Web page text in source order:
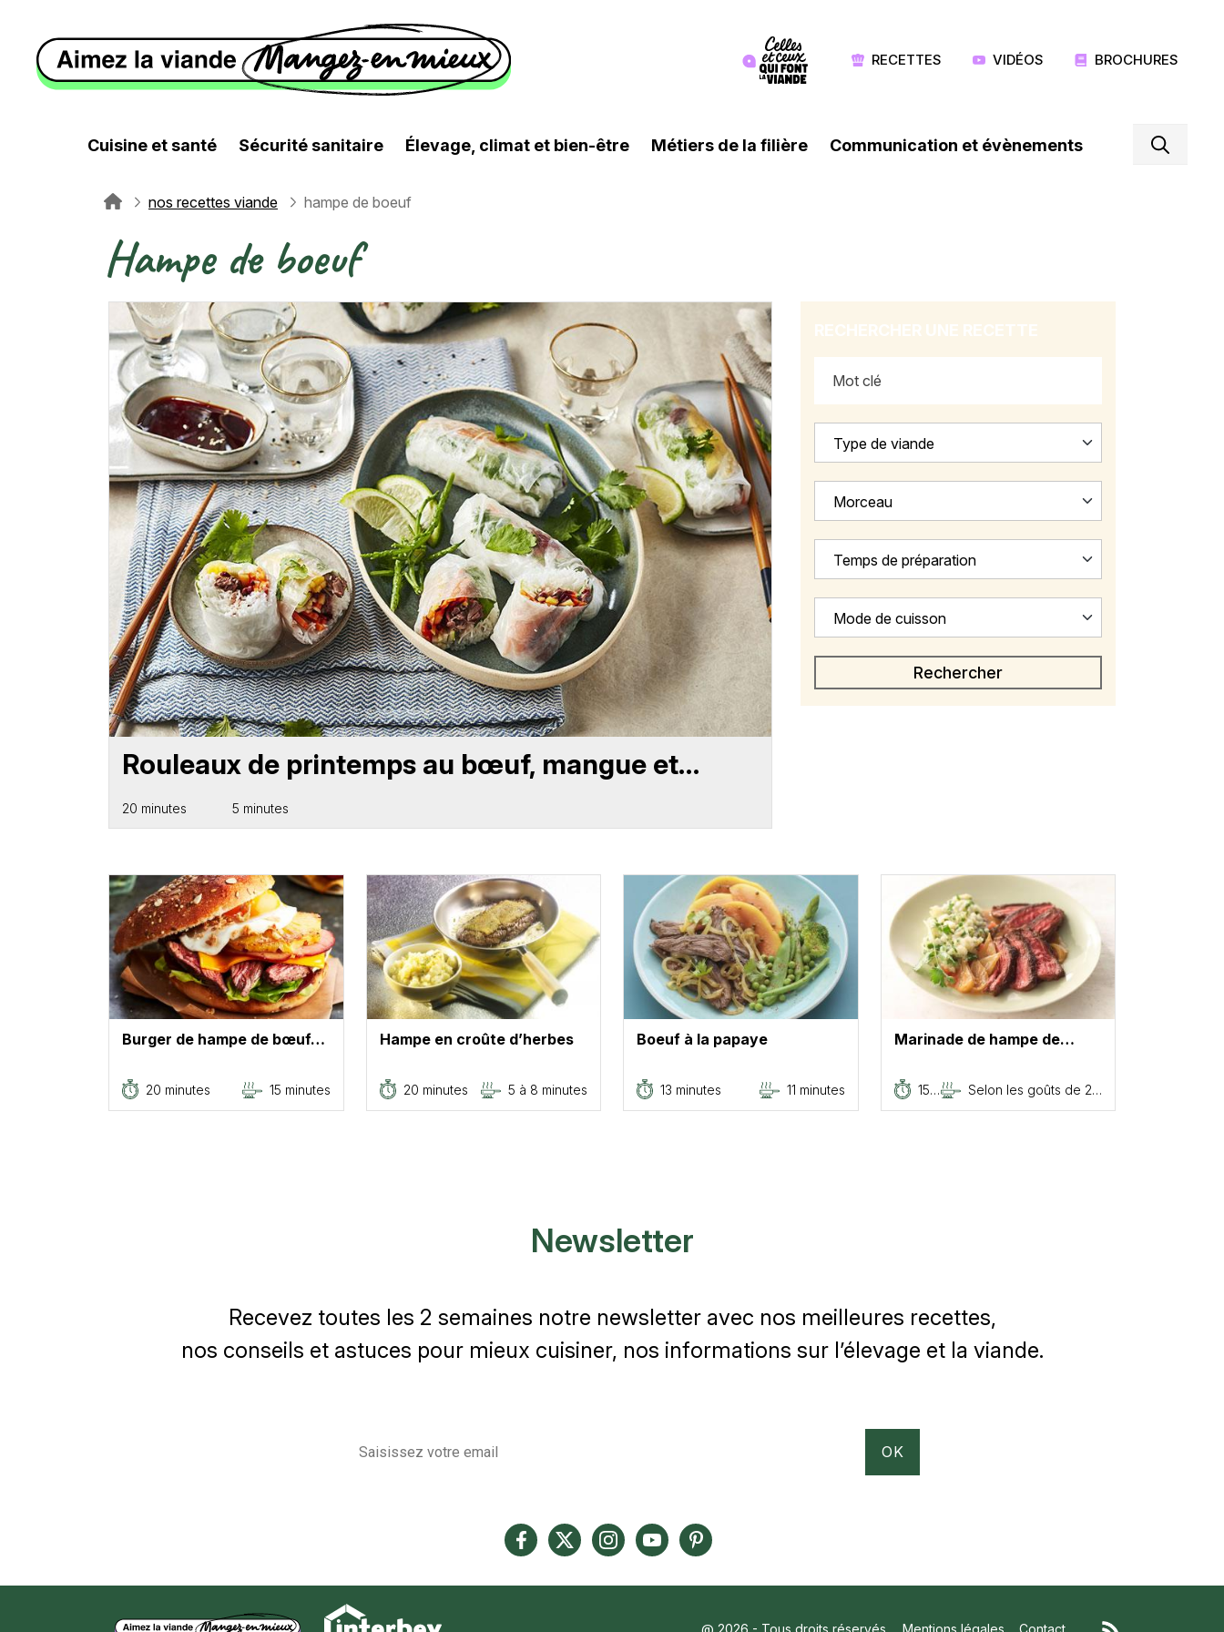
Image
RECETTES VIDÉOS BROCHURES
Cuisine et santé Sécurité sanitaire Élevage, climat et bien-être Métiers de la filière Communication et évènements
Fil d'Arianenos recettes viande hampe de boeuf
Hampe de boeuf
Rouleaux de printemps au bœuf, mangue et…
20 minutes 5 minutes
Burger de hampe de bœuf…
20 minutes 15 minutes
Hampe en croûte d’herbes
20 minutes 5 à 8 minutes
Boeuf à la papaye
13 minutes 11 minutes
Marinade de hampe de…
15… Selon les goûts de 2…
Type de viande
Morceau
Temps de préparation
Mode de cuisson
Newsletter
Recevez toutes les 2 semaines notre newsletter avec nos meilleures recettes,
nos conseils et astuces pour mieux cuisiner, nos informations sur l’élevage et la viande.
@ 2026 - Tous droits réservés Mentions légales Contact